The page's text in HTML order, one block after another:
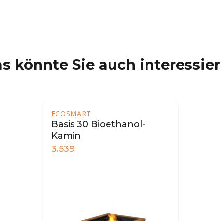
könnte Sie auch
ECOSMART
Basis 30 Bioethanol-
Kamin
3.539